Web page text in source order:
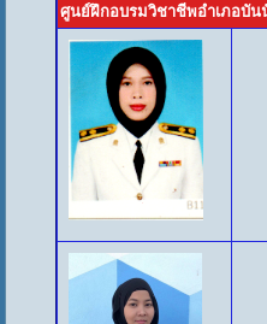
ศูนย์ฝึกอบรมวิชาชีพอำเภอบัน